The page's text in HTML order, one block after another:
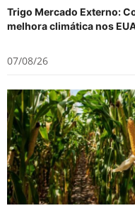
Trigo Mercado Externo:
melhora climática nos
07/08/26